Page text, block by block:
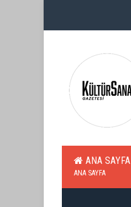
ANA SAYFA
ANA SAYFA